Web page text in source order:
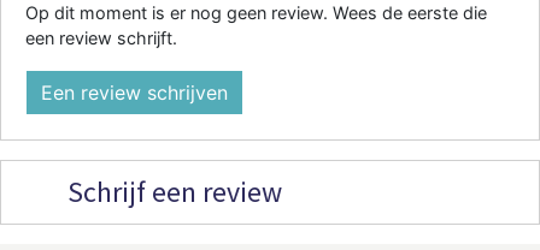
Op dit moment is er nog geen review. Wees de eerste die
een review schrijft.
Een review schrijven
Schrijf een review